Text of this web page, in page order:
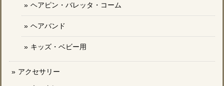
ヘアピン・バレッタ・コーム
ヘアバンド
キッズ・ベビー用
アクセサリー